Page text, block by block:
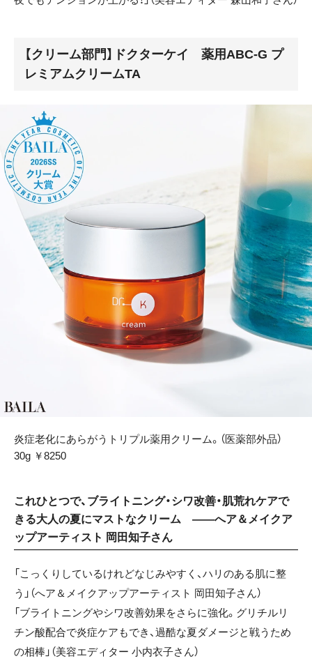
【クリーム部門】ドクターケイ 薬用ABC-G プ
レミアムクリームTA
炎症老化にあらがうトリプル薬用クリーム。（医薬部外品）
30g ￥8250
これひとつで、ブライトニング・シワ改善・肌荒れケアで
きる大人の夏にマストなクリーム ——へア＆メイクア
ップアーティスト 岡田知子さん
「こっくりしているけれどなじみやすく、ハリのある肌に整
う」（へア＆メイクアップアーティスト 岡田知子さん）
「ブライトニングやシワ改善効果をさらに強化。グリチルリ
チン酸配合で炎症ケアもでき、過酷な夏ダメージと戦うため
の相棒」（美容エディター 小内衣子さん）